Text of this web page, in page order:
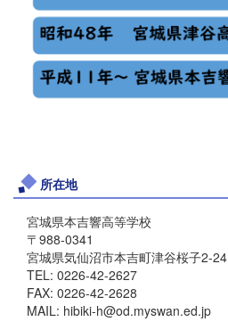
所在地
宮城県本吉響高等学校
〒988-0341
宮城県気仙沼市本吉町津谷桜子2-24
TEL: 0226-42-2627
FAX: 0226-42-2628
MAIL: hibiki-h@od.myswan.ed.jp